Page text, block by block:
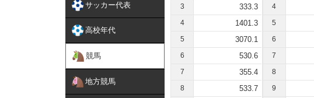
サッカー代表
高校年代
競馬
地方競馬
3 333.3
4 1401.3
5 3070.1
6 530.6
7 355.4
8 533.7
4
5
6
7
8
9